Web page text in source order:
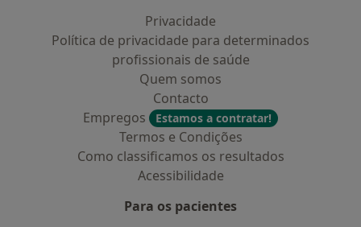
Privacidade
Política de privacidade para determinados
profissionais de saúde
Quem somos
Contacto
Empregos
Estamos a contratar!
Termos e Condições
Como classificamos os resultados
Acessibilidade
Para os pacientes